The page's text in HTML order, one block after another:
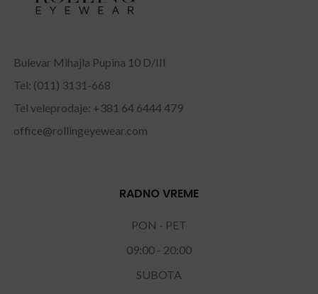
Bulevar Mihajla Pupina 10 D/III
Tel: (011) 3131-668
Tel veleprodaje: +381 64 6444 479
office@rollingeyewear.com
RADNO VREME
PON - PET
09:00 - 20:00
SUBOTA